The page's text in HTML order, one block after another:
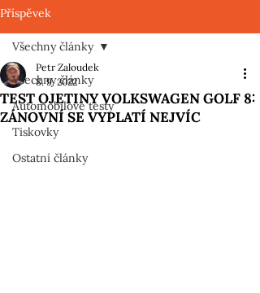
Příspěvek
Všechny články
Automobilové testy
Tiskovky
Ostatní články
Všechny články
TEST OJETINY VOLKSWAGEN GOLF 8:
ZÁNOVNÍ SE VYPLATÍ NEJVÍC
Petr Zaloudek
8. 9. 2022